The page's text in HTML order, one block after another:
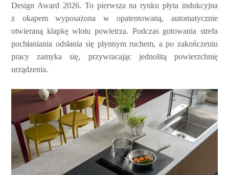
Design Award 2026. To pierwsza na rynku płyta indukcyjna
z okapem wyposażona w opatentowaną, automatycznie
otwieraną klapkę wlotu powietrza. Podczas gotowania strefa
pochłaniania odsłania się płynnym ruchem, a po zakończeniu
pracy zamyka się, przywracając jednolitą powierzchnię
urządzenia.